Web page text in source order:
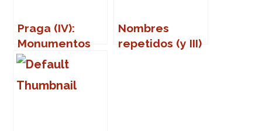
Praga (IV):
Monumentos
(Part Two)
Nombres
repetidos (y III)